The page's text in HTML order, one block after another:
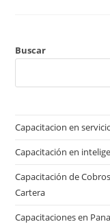
Buscar
Capacitacion en
Capacitación en
Capacitación de
Cartera
Capacitaciones en